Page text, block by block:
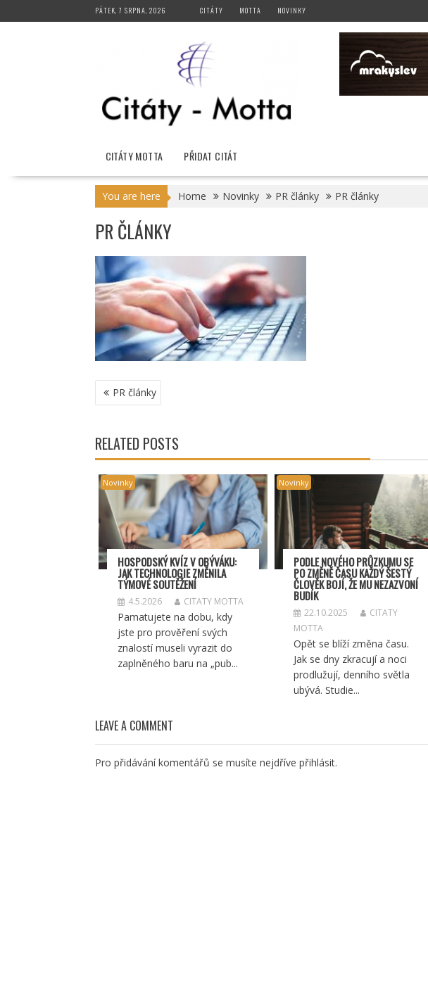
to
PÁTEK, 7 SRPNA, 2026 CITÁTY MOTTA NOVINKY
CITÁTY MOTTA PŘIDAT CITÁT
You are here Home Novinky PR články PR články
PR ČLÁNKY
NAVIGACE
PROPR články
RELATED POSTS
Novinky
HOSPODSKÝKVÍZ V OBÝVÁKU:
JAK TECHNOLOGIE ZMĚNILA
TÝMOVÉ SOUTĚŽENÍ
4.5.2026 CITATY MOTTA
Pamatujete na dobu, kdy
jste pro prověření svých
znalostí museli vyrazit do
zaplněného baru na „pub...
Novinky
PODLE NOVÉHO PRŮZKUMU SE
PO ZMĚNĚ ČASU KAŽDÝ ŠESTÝ
ČLOVĚK BOJÍ, ŽE MU NEZAZVONÍ
BUDÍK
22.10.2025
CITATY
MOTTA
Opět se blíží změna času.
Jak se dny zkracují a noci
prodlužují, denního světla
ubývá. Studie...
LEAVE A COMMENT
Pro přidávání komentářů se musíte nejdříve přihlásit.